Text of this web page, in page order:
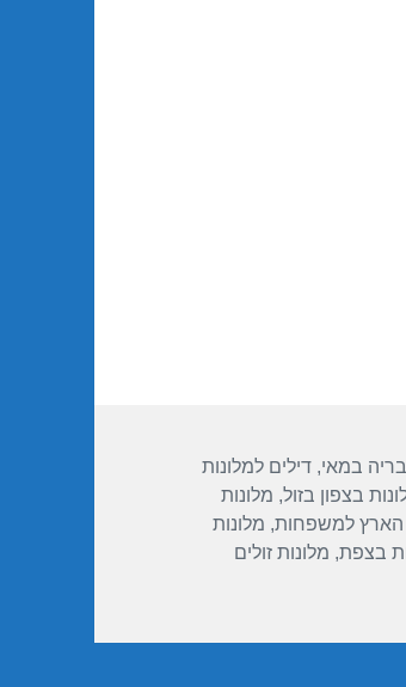
במאי,דילים למלונות
בצפון בזול, מלונות
הארץ למשפחות, מלונות
בצפת, מלונות זולים